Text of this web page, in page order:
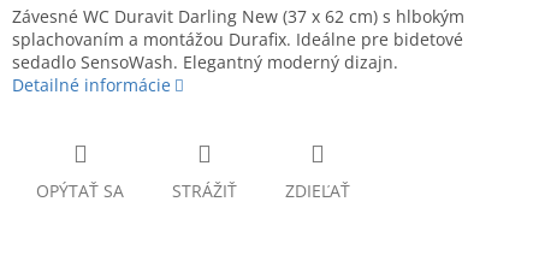
Závesné WC Duravit Darling New (37 x 62 cm) s hlbokým
splachovaním a montážou Durafix. Ideálne pre bidetové
sedadlo SensoWash. Elegantný moderný dizajn.
Detailné informácie
OPÝTAŤ SA STRÁŽIŤ ZDIEĽAŤ